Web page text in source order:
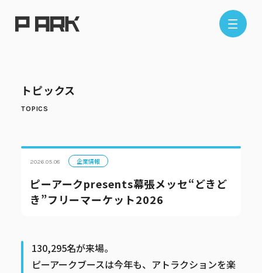
店舗情報
エリアから探す
埼玉エリア
現在地から探す
ピーアークで楽しむ
トピックス
2026.05.08 企業情報
ピーアークpresents幕張メッセ“どきど
き”フリーマーケット2026
130,295名が来場。
ピーアークブースは今年も、アトラクションを楽